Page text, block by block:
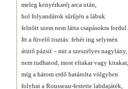
meleg kenyérkaréj arca után,
hol folyandárok sűrűjén a lábuk
felnőtt szem nem látta csapásokra fordul.
Itt a füvelő tisztás: fehér ing selymén
átütő pázsit – mit a szeszélyes nagylány,
nem tudhatod, most eltakar vagy kitakar,
míg a három erdő határolta völgyben
folyhat a Rousseau-festette labdajáték,